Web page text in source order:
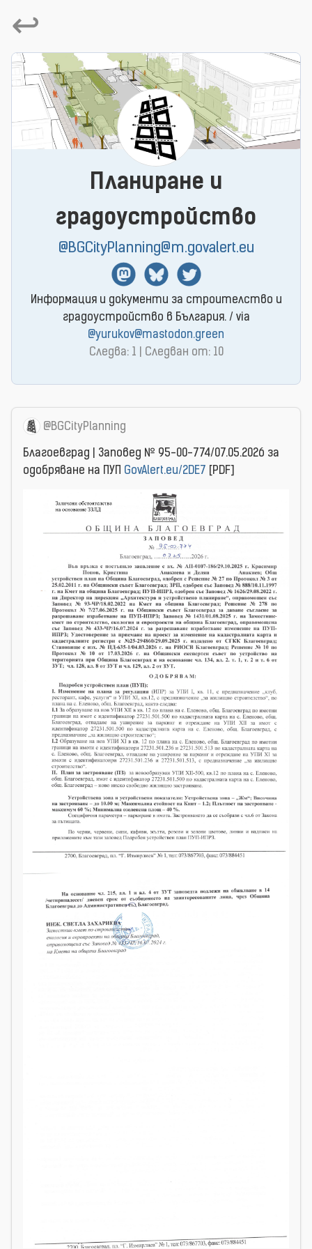
↩
Планиране и
градоустройство
@BGCityPlanning@m.govalert.eu
MastodonBlueSkyTwitter
Информация и документи за строителство и
градоустройство в България. / via
@yurukov@mastodon.green
Следва: 1 | Следван от: 10
@BGCityPlanning
Благоевград | Заповед № 95-00-774/07.05.2026 за
одобряване на ПУП GovAlert.eu/2DE7 [PDF]